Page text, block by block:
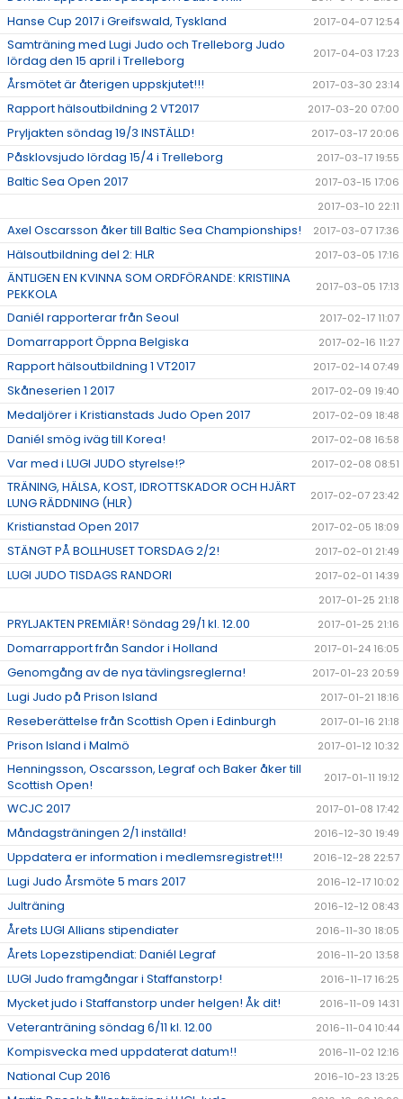
Hanse Cup 2017 i Greifswald, Tyskland 2017-04-07 12:54
Samträning med Lugi Judo och Trelleborg Judo
lördag den 15 april i Trelleborg
2017-04-03 17:23
Årsmötet är återigen uppskjutet!!! 2017-03-30 23:14
Rapport hälsoutbildning 2 VT2017 2017-03-20 07:00
Pryljakten söndag 19/3 INSTÄLLD! 2017-03-17 20:06
Påsklovsjudo lördag 15/4 i Trelleborg 2017-03-17 19:55
Baltic Sea Open 2017
2017-03-15 17:06
2017-03-10 22:11
Axel Oscarsson åker till Baltic Sea Championships! 2017-03-07 17:36
Hälsoutbildning del 2: HLR 2017-03-05 17:16
ÄNTLIGEN EN KVINNA SOM ORDFÖRANDE: KRISTIINA
PEKKOLA
2017-03-05 17:13
Daniél rapporterar från Seoul 2017-02-17 11:07
Domarrapport Öppna Belgiska 2017-02-16 11:27
Rapport hälsoutbildning 1 VT2017 2017-02-14 07:49
Skåneserien 1 2017 2017-02-09 19:40
Medaljörer i Kristianstads Judo Open 2017 2017-02-09 18:48
Daniél smög iväg till Korea! 2017-02-08 16:58
Var med i LUGI JUDO styrelse!? 2017-02-08 08:51
TRÄNING, HÄLSA, KOST, IDROTTSKADOR OCH HJÄRT
LUNG RÄDDNING (HLR)
2017-02-07 23:42
Kristianstad Open 2017 2017-02-05 18:09
STÄNGT PÅ BOLLHUSET TORSDAG 2/2! 2017-02-01 21:49
LUGI JUDO TISDAGS RANDORI
2017-02-01 14:39
2017-01-25 21:18
PRYLJAKTEN PREMIÄR! Söndag 29/1 kl. 12.00 2017-01-25 21:16
Domarrapport från Sandor i Holland 2017-01-24 16:05
Genomgång av de nya tävlingsreglerna! 2017-01-23 20:59
Lugi Judo på Prison Island 2017-01-21 18:16
Reseberättelse från Scottish Open i Edinburgh 2017-01-16 21:18
Prison Island i Malmö 2017-01-12 10:32
Henningsson, Oscarsson, Legraf och Baker åker till
Scottish Open!
2017-01-11 19:12
WCJC 2017 2017-01-08 17:42
Måndagsträningen 2/1 inställd! 2016-12-30 19:49
Uppdatera er information i medlemsregistret!!! 2016-12-28 22:57
Lugi Judo Årsmöte 5 mars 2017 2016-12-17 10:02
Julträning 2016-12-12 08:43
Årets LUGI Allians stipendiater 2016-11-30 18:05
Årets Lopezstipendiat: Daniél Legraf 2016-11-20 13:58
LUGI Judo framgångar i Staffanstorp! 2016-11-17 16:25
Mycket judo i Staffanstorp under helgen! Åk dit! 2016-11-09 14:31
Veteranträning söndag 6/11 kl. 12.00 2016-11-04 10:44
Kompisvecka med uppdaterat datum!! 2016-11-02 12:16
National Cup 2016 2016-10-23 13:25